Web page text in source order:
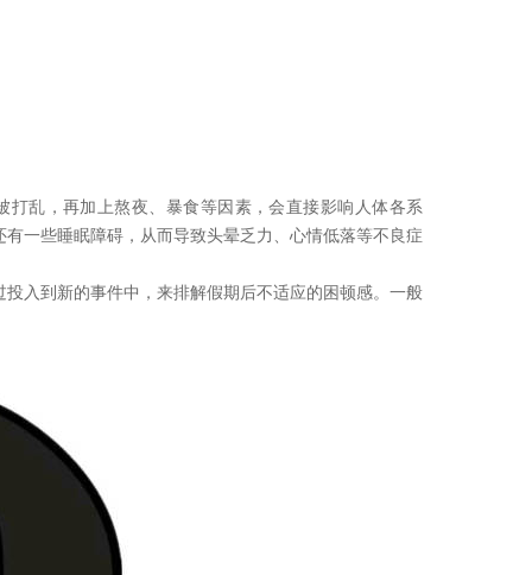
乱，再加上熬夜、暴食等因素，会直接影响人体各系
有一些睡眠障碍，从而导致头晕乏力、心情低落等不良症
投入到新的事件中，来排解假期后不适应的困顿感。一般